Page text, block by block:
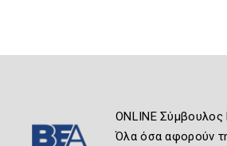
ONLINE Σύμβουλος
Όλα όσα αφορούν